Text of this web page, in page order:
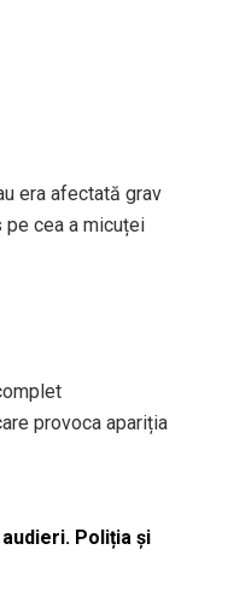
era afectată grav
pe cea a micuței
provoca apariția
Poliția și